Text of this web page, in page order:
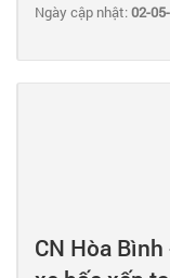
Ngày cập nhật:02-
CN Hòa